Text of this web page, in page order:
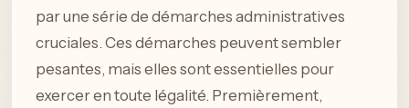
par une série de démarches administratives
cruciales. Ces démarches peuvent sembler
pesantes, mais elles sont essentielles pour
exercer en toute légalité. Premièrement,